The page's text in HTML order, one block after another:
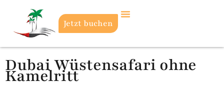
Jetzt buchen
Dubai Wüstensafari ohne
Kamelritt